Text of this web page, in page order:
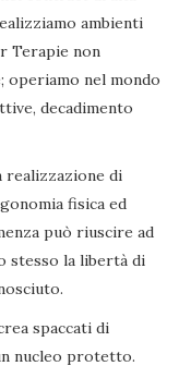
ambienti
Terapie non
operiamo nel mondo
decadimento
realizzazione di
fisica ed
può riuscire ad
stesso la libertà di
spaccati di
nucleo protetto.